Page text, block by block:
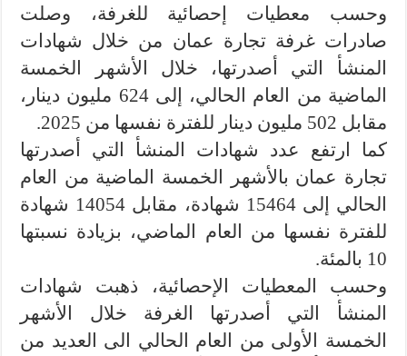
وحسب معطيات إحصائية للغرفة، وصلت
صادرات غرفة تجارة عمان من خلال شهادات
المنشأ التي أصدرتها، خلال الأشهر الخمسة
الماضية من العام الحالي، إلى 624 مليون دينار،
مقابل 502 مليون دينار للفترة نفسها من 2025.
كما ارتفع عدد شهادات المنشأ التي أصدرتها
تجارة عمان بالأشهر الخمسة الماضية من العام
الحالي إلى 15464 شهادة، مقابل 14054 شهادة
للفترة نفسها من العام الماضي، بزيادة نسبتها
10 بالمئة.
وحسب المعطيات الإحصائية، ذهبت شهادات
المنشأ التي أصدرتها الغرفة خلال الأشهر
الخمسة الأولى من العام الحالي الى العديد من